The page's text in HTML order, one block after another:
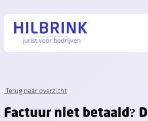
Terug naar overzicht
Factuur niet betaald?